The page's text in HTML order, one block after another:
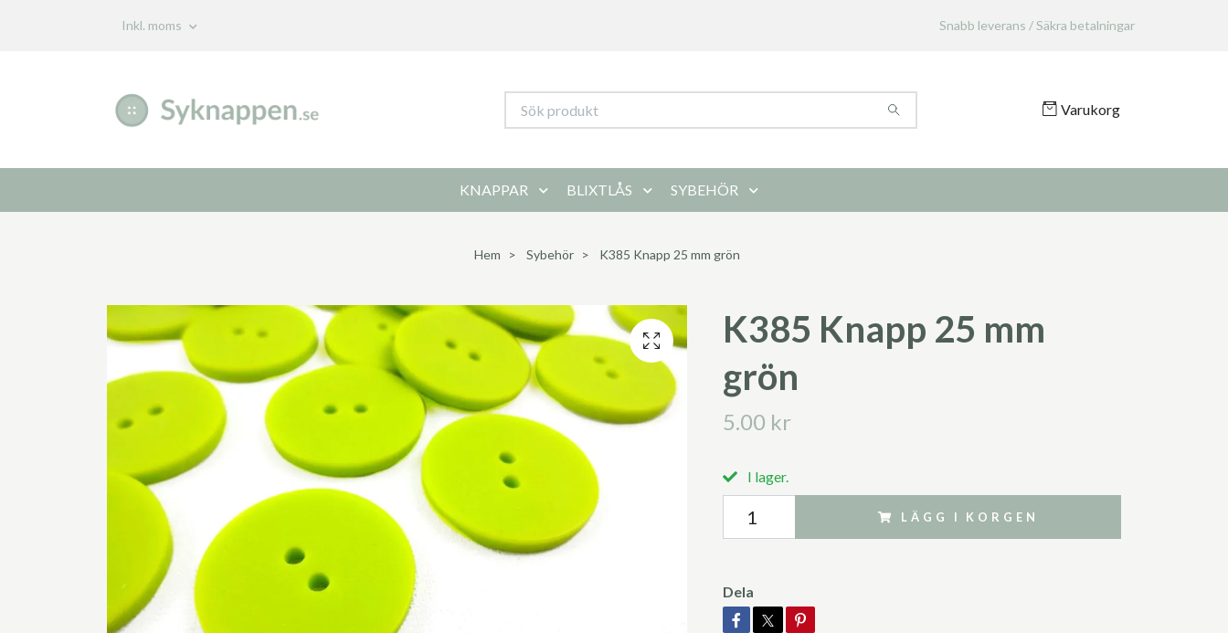
Inkl. moms Snabb leverans / Säkra betalningar
Varukorg
KNAPPAR BLIXTLÅS SYBEHÖR
Hem Sybehör K385 Knapp 25 mm grön
K385 Knapp 25 mm
grön
5.00 kr
I lager.
LÄGG I KORGEN
Dela